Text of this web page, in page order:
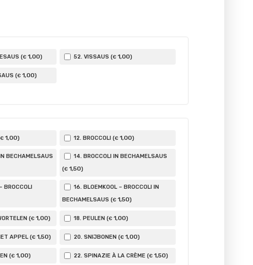
(€ 1,00) 52. VISSAUS (€ 1,00)
(€ 1,00)
€ 1,00) 12. BROCCOLI (€ 1,00)
BECHAMELSAUS
14. BROCCOLI IN BECHAMELSAUS
(€ 1,50)
BROCCOLI
16. BLOEMKOOL – BROCCOLI IN
BECHAMELSAUS (€ 1,50)
(€ 1,00) 18. PEULEN (€ 1,00)
APPEL (€ 1,50) 20. SNIJBONEN (€ 1,00)
(€ 1,00) 22. SPINAZIE À LA CRÈME (€ 1,50)